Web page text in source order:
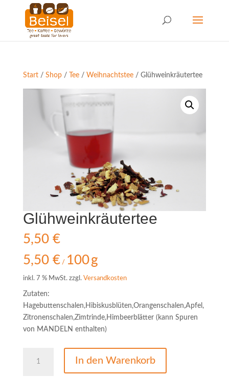
Start/ Shop/ Tee/ Weihnachtstee/ Glühweinkräutertee
Glühweinkräutertee
5,50 €
5,50 €/ 100g
inkl. 7 % MwSt. zzgl. Versandkosten
Zutaten:
Hagebuttenschalen,Hibiskusblüten,Orangenschalen,Apfel,
Zitronenschalen,Zimtrinde,Himbeerblätter (kann Spuren
von MANDELN enthalten)
Menge
In den Warenkorb